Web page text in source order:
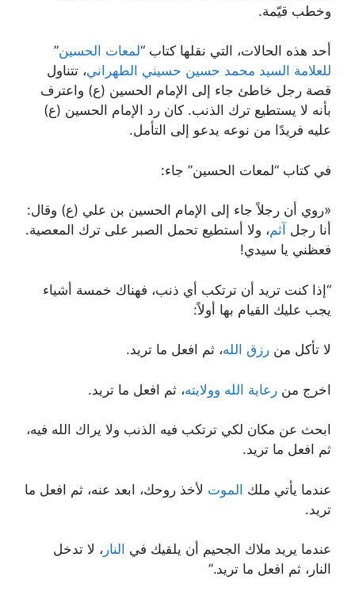
وخطب قيّمة.
أحد هذه الحالات، التي نقلها كتاب “لمعات الحسين”
للعلامة السيد محمد حسين حسيني الطهراني، تتناول
قصة رجل خاطئ جاء إلى الإمام الحسين (ع) واعترف
بأنه لا يستطيع ترك الذنب. كان رد الإمام الحسين (ع)
عليه فريدًا من نوعه يدعو إلى التأمل.
في كتاب “لمعات الحسين” جاء:
«روي أن رجلاً جاء إلى الإمام الحسين بن علي (ع) وقال:
أنا رجل آثم، ولا أستطيع تحمل الصبر على ترك المعصية.
فعظني يا سيدي!
“إذا كنت تريد أن ترتكب أي ذنب، فهناك خمسة أشياء
يجب عليك القيام بها أولاً:
لا تأكل من رزق الله، ثم افعل ما تريد.
اخرج من رعاية الله وولايته، ثم افعل ما تريد.
ابحث عن مكان لكي ترتكب فيه الذنب ولا يراك الله فيه،
ثم افعل ما تريد.
عندما يأتي ملك الموت لأخذ روحك، ابعد عنه، ثم افعل ما
تريد.
عندما يريد ملاك الجحيم أن يلقيك في النار ، لا تدخل
النار، ثم افعل ما تريد.”